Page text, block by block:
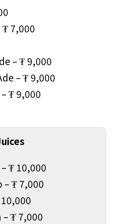
₮ 7,000
– ₮ 9,000
– ₮ 9,000
₮ 9,000
₮ 10,000
– ₮ 7,000
₮ 7,000